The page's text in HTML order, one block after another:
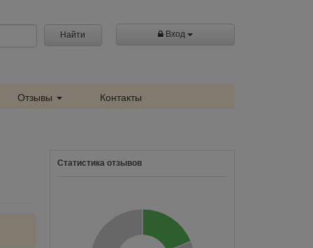
Найти Вход
Отзывы Контакты
Статистика отзывов